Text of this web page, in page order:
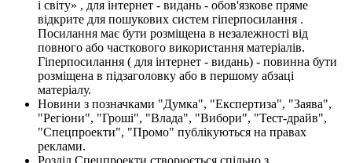
і світу» , для інтернет - видань - обов'язкове пряме
відкрите для пошукових систем гіперпосилання .
Посилання має бути розміщена в незалежності від
повного або часткового використання матеріалів.
Гіперпосилання ( для інтернет - видань) - повинна бути
розміщена в підзаголовку або в першому абзаці
матеріалу.
Новини з позначками "Думка", "Експертиза", "Заява",
"Регіони", "Гроші", "Влада", "Вибори", "Тест-драйв",
"Спецпроекти", "Промо" публікуються на правах
реклами.